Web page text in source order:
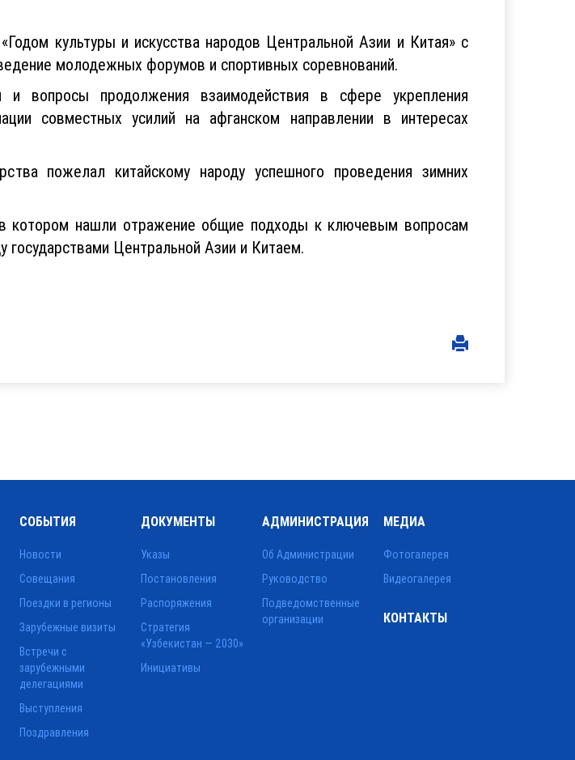
культуры и искусства народов Центральной Азии и Китая» с
молодежных форумов и спортивных соревнований.
и вопросы продолжения взаимодействия в сфере укрепления
совместных усилий на афганском направлении в интересах
пожелал китайскому народу успешного проведения зимних
котором нашли отражение общие подходы к ключевым вопросам
государствами Центральной Азии и Китаем.
СОБЫТИЯ
Новости
Совещания
Поездки в регионы
Зарубежные визиты
Встречи с
зарубежными
делегациями
Выступления
Поздравления
ДОКУМЕНТЫ
Указы
Постановления
Распоряжения
Стратегия
«Узбекистан — 2030»
Инициативы
АДМИНИСТРАЦИЯ
Об Администрации
Руководство
Подведомственные
организации
МЕДИА
Фотогалерея
Видеогалерея
КОНТАКТЫ